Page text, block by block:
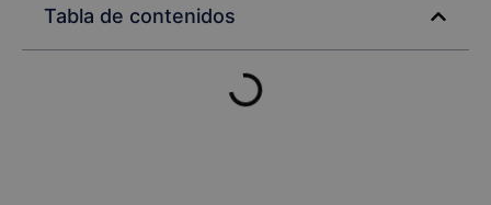
Tabla de contenidos